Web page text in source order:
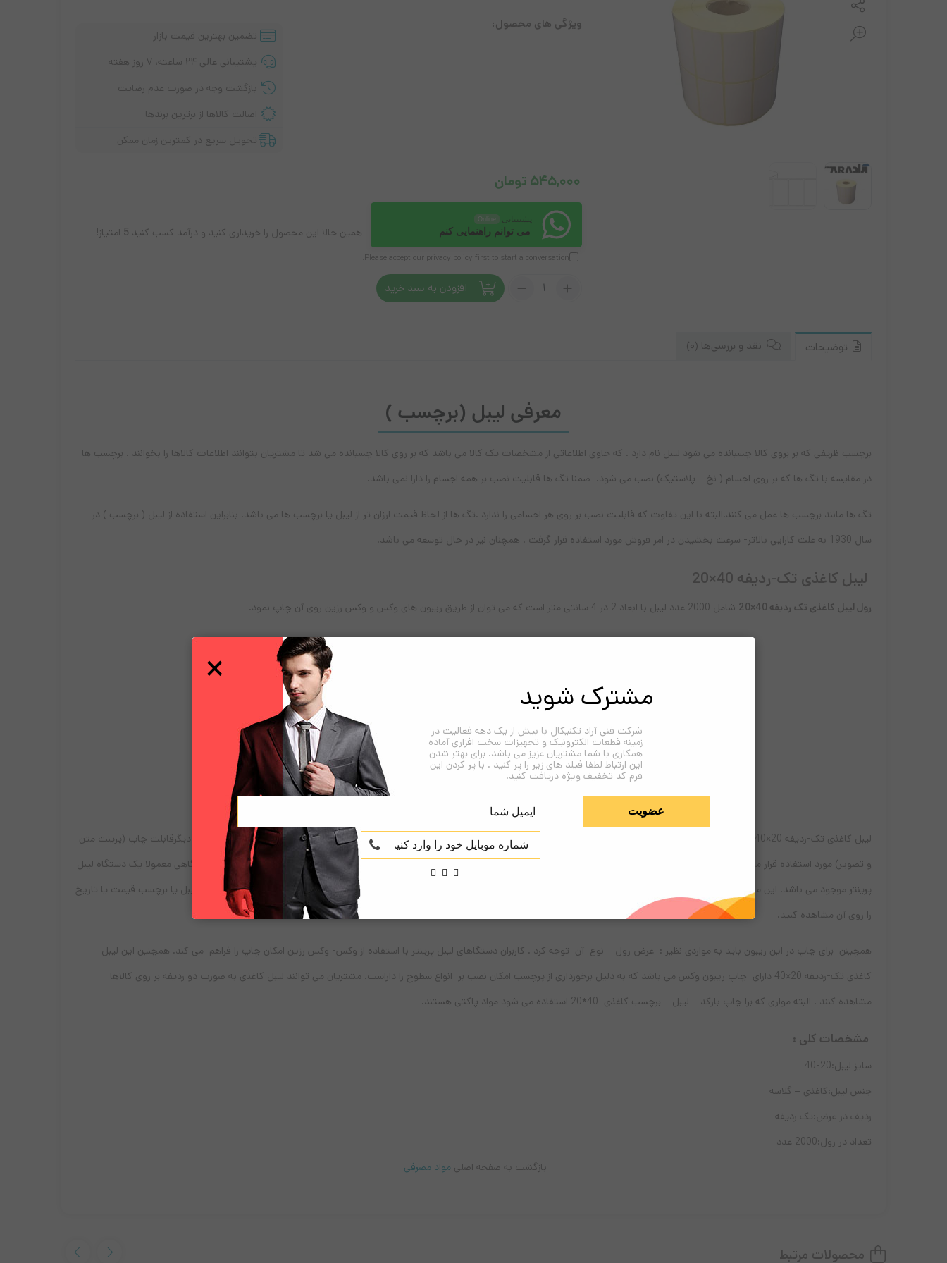
مانیتور ونزو
ریبون لیبل پرینتر
ویژگی های محصول:
تضمین بهترین قیمت بازار
پشتیبانی عالی ۲۴ ساعته، ۷ روز هفته
بازگشت وجه در صورت عدم رضایت
اصالت کالاها از برترین برندها
تحویل سریع در کمترین زمان ممکن
545,000 تومان
پشتیبانی Online
می توانم راهنمایی کنم
Please accept our privacy policy first to start a conversation.
همین حالا این محصول را خریداری کنید و درآمد کسب کنید 5 امتیاز!
تعداد:
لیبل
افزودن به سبد خرید
توضیحات نقد و بررسی‌ها (0)
معرفی لیبل (برچسب )
برچسب ظریفی که بر بروی کالا چسبانده می شود لیبل نام دارد . که حاوی اطلاعاتی از مشخصات یک کالا می باشد که بر روی کالا چسبانده می شد تا مشتریان بتوانند اطلاعات کالاها را بخوانند . برچسب ها
در مقایسه با تگ ها که بر روی اجسام ( نخ – پلاستیک) نصب می شود. ضمنا تگ ها قابلیت نصب بر همه اجسام را دارا نمی باشد.
تگ ها مانند برچسب ها عمل می کنند.البته با این تفاوت که قابلیت نصب بر روی هر اجسامی را ندارد .تگ ها از لحاظ قیمت ارزان تر از لیبل یا برچسب ها می باشد. بنابراین استفاده از لیبل ( برچسب ) در
سال 1930 به علت کارایی بالاتر- سرعت بخشیدن در امر فروش مورد استفاده قرار گرفت . همچنان نیز در حال توسعه می باشد.
لیبل کاغذی تک-ردیفه 40×20
رول لیبل کاغذی تک ردیفه 40×20 شامل 2000 عدد لیبل با ابعاد 2 در 4 سانتی متر است که می توان از طریق ریبون های وکس و وکس رزین روی آن چاپ نمود.
لیبل کاغذی تک-ردیفه 20×40 شامل ۲۰۰۰ عدد لیبل با ابعاد ۲۰ در ۴۰ میلی متر می باشد. ضمنا این لیبل ها نوعی لیبل هستند که از یک طرف دارای چسب می باشد و از طرف دیگرقابلت چاپ (پرینت متن
و تصویر) مورد استفاده قرار می گیرد. البته امکان چاپ (پرینت متن و تصویر) بر روی این لیبل ها توسط دستگاهی بنام لیبل پرینتر فراهم می کند. با توجه به اینکه در هر فروشگاهی معمولا یک دستگاه لیبل
پرینتر موجود می باشد. این محصول استفاده زیادی در مشاغل و اصناف تا حدودی تفاوت دارد بطوریکه هر روز می توانید موقع خرید محصول از یک فروشگاه بزرگ یا کوچک، لیبل یا برچسب قیمت یا تاریخ
را روی آن مشاهده کنید.
همچینن برای چاپ در این ریبون باید به مواردی نظیر :‌ عرض رول – نوع آن توجه کرد . کاربران دستگاهای لیبل پرینتر با استفاده از وکس- وکس رزین امکان چاپ را فراهم می کند. همچنین این لیبل
کاغذی تک-ردیفه 20×40 دارای چاپ ریبون وکس می باشد که به دلیل برخورداری از پرچسب امکان نصب بر انواع سطوح را داراست. مشتریان می توانند لیبل کاغذی به صورت دو ردیفه بر روی کالاها
مشاهده کنند . البته مواری که برا چاپ بارکد – لیبل – برچسب کاغذی 40*20 استفاده می شود مواد پاکتی هستند.
مشخصات کلی :‌
سایز لیبل: 40-20
جنس لیبل: کاغذی – گلاسه
ردیف در عرض: تک ردیفه
تعداد در رول: 2000 عدد
بازگشت به صفحه اصلی مواد مصرفی
محصولات مرتبط
مشترک شوید
شرکت فنی آراد تکنیکال با بیش از یک دهه فعالیت در
زمینه قطعات الکترونیک و تجهیزات سخت افزاری آماده
همکاری با شما مشتریان عزیز می باشد. برای بهتر شدن
این ارتباط لطفا فیلد های زیر را پر کنید . با پر کردن این
فرم کد تخفیف ویژه دریافت کنید.
عضویت
×